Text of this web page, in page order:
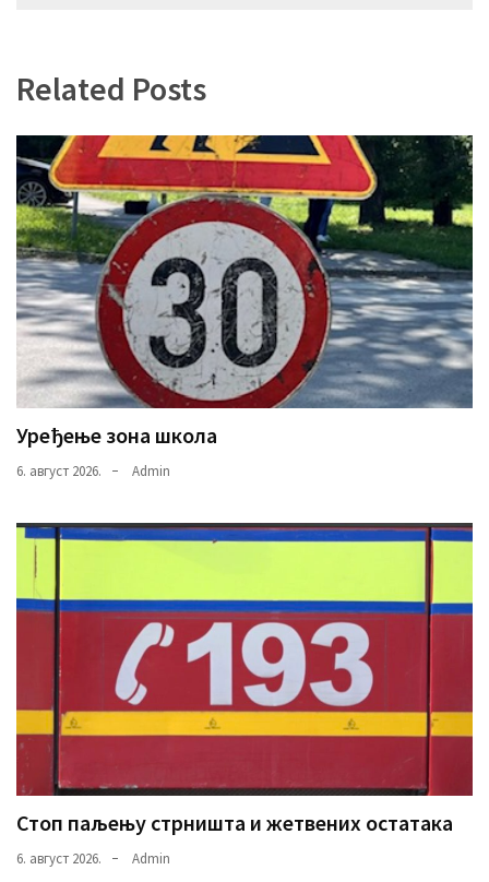
Uncategorized
(493)
Панчево
(479)
Чланци
(306)
Ковачица
(143)
Blogs
(143)
Бела
Црква
(140)
Related Posts
Уређење зона школа
6. август 2026. Admin
Стоп паљењу стрништа и жетвених остатака
6. август 2026. Admin